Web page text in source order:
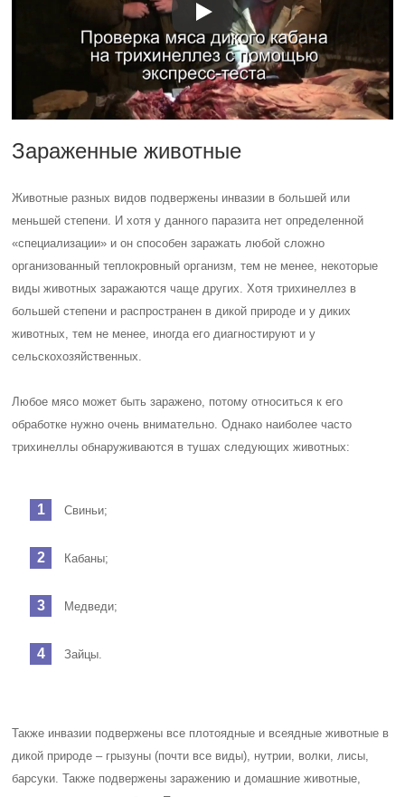
Зараженные животные
Животные разных видов подвержены инвазии в большей или
меньшей степени. И хотя у данного паразита нет определенной
«специализации» и он способен заражать любой сложно
организованный теплокровный организм, тем не менее, некоторые
виды животных заражаются чаще других. Хотя трихинеллез в
большей степени и распространен в дикой природе и у диких
животных, тем не менее, иногда его диагностируют и у
сельскохозяйственных.
Любое мясо может быть заражено, потому относиться к его
обработке нужно очень внимательно. Однако наиболее часто
трихинеллы обнаруживаются в тушах следующих животных:
Свиньи;
Кабаны;
Медведи;
Зайцы.
Также инвазии подвержены все плотоядные и всеядные животные в
дикой природе – грызуны (почти все виды), нутрии, волки, лисы,
барсуки. Также подвержены заражению и домашние животные,